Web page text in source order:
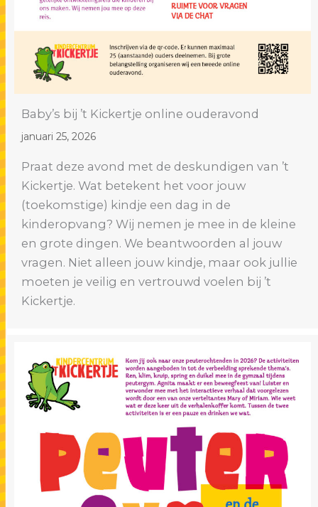
Baby’s bij ’t Kickertje online ouderavond
januari 25, 2026
Praat deze avond met de deskundigen van ’t
Kickertje. Wat betekent het voor jouw
(toekomstige) kindje een dag in de
kinderopvang? Wij nemen je mee in de kleine
en grote dingen. We beantwoorden al jouw
vragen. Niet alleen jouw kindje, maar ook jullie
moeten je veilig en vertrouwd voelen bij ’t
Kickertje.